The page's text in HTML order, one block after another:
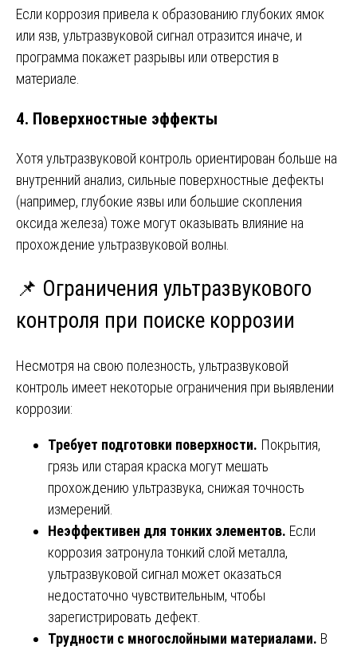
Если коррозия привела к образованию глубоких ямок
или язв, ультразвуковой сигнал отразится иначе, и
программа покажет разрывы или отверстия в
материале.
4. Поверхностные эффекты
Хотя ультразвуковой контроль ориентирован больше на
внутренний анализ, сильные поверхностные дефекты
(например, глубокие язвы или большие скопления
оксида железа) тоже могут оказывать влияние на
прохождение ультразвуковой волны.
📌 Ограничения ультразвукового
контроля при поиске коррозии
Несмотря на свою полезность, ультразвуковой
контроль имеет некоторые ограничения при выявлении
коррозии:
Требует подготовки поверхности. Покрытия,
грязь или старая краска могут мешать
прохождению ультразвука, снижая точность
измерений.
Неэффективен для тонких элементов. Если
коррозия затронула тонкий слой металла,
ультразвуковой сигнал может оказаться
недостаточно чувствительным, чтобы
зарегистрировать дефект.
Трудности с многослойными материалами. В